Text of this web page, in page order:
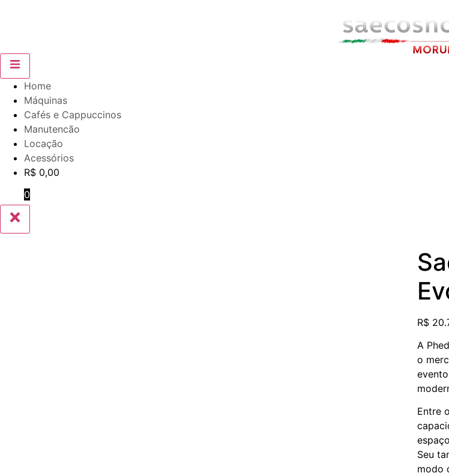
Home
Máquinas
Cafés e Cappuccinos
Manutencão
Locação
Acessórios
R$ 0,00
0
R$
A
o
Entre
Seu
modo